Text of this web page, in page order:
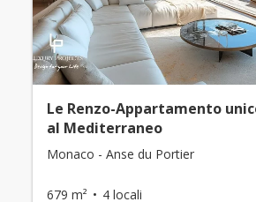
Le Renzo-Appartamento
al Mediterraneo
Monaco - Anse du Portier
679 m² 4 locali